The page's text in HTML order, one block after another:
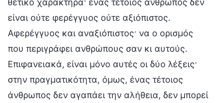
είναι ούτε φερέγγυος ούτε αξιόπιστος.
Αφερέγγυος και αναξιόπιστος· να ο ορισμός
που περιγράφει ανθρώπους σαν κι αυτούς.
Επιφανειακά, είναι μόνο αυτές οι δύο λέξεις·
στην πραγματικότητα, όμως, ένας τέτοιος
άνθρωπος δεν αγαπάει την αλήθεια, δεν μπορεί